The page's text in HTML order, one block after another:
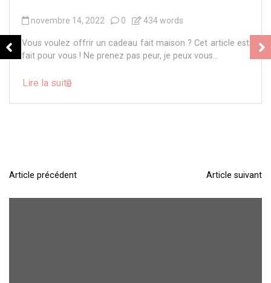
novembre 14, 2022 0 434 words
Vous voulez offrir un cadeau fait maison ? Cet article est
fait pour vous ! Ne prenez pas peur, je peux vous...
Lire la suite
N
a
Article précédent Article suivant